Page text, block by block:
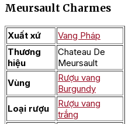
Meursault Charmes
Xuất xứ
Vang Pháp
Thương
hiệu
Chateau De
Meursault
Vùng
Rượu vang
Burgundy
Loại rượu
Rượu vang
trắng